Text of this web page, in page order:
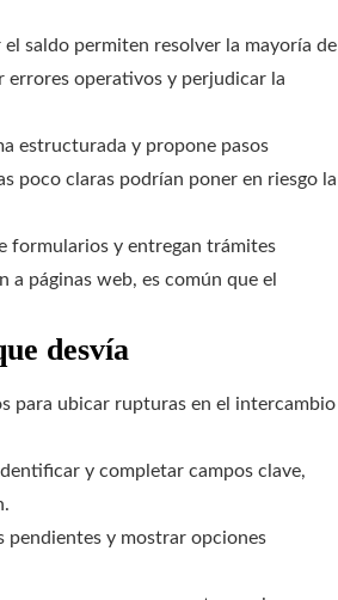
saldo permiten resolver la mayoría de
errores operativos y perjudicar la
estructurada y propone pasos
poco claras podrían poner en riesgo la
formularios y entregan trámites
páginas web, es común que el
desvía
para ubicar rupturas en el intercambio
y completar campos clave,
pendientes y mostrar opciones